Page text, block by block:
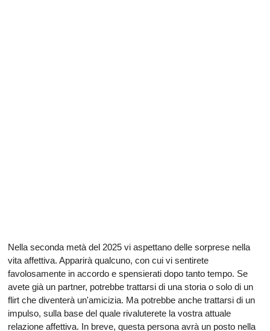
Nella seconda metà del 2025 vi aspettano delle sorprese nella
vita affettiva. Apparirà qualcuno, con cui vi sentirete
favolosamente in accordo e spensierati dopo tanto tempo. Se
avete già un partner, potrebbe trattarsi di una storia o solo di un
flirt che diventerà un'amicizia. Ma potrebbe anche trattarsi di un
impulso, sulla base del quale rivaluterete la vostra attuale
relazione affettiva. In breve, questa persona avrà un posto nella